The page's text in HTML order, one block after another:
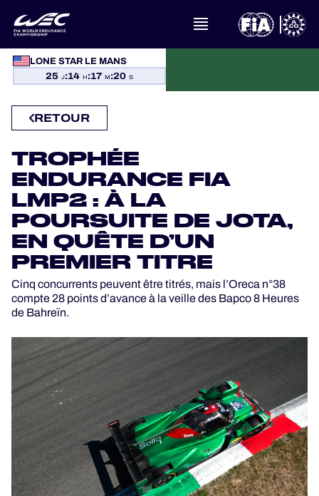
LONE STAR LE MANS
25 J:14 H:17 M:19 S
ACTUALITÉS
CALENDRIER
CLASSEMENTS
RÉSULTATS
LA GRILLE
OÙ REGARDER
PROGRAMMES OFFICIELS
JEU OFFICIEL
HOSPITALITÉS
BILLETTERIE
RETOUR
TROPHÉE
ENDURANCE FIA
LMP2 : À LA
POURSUITE DE JOTA,
EN QUÊTE D’UN
PREMIER TITRE
Cinq concurrents peuvent être titrés, mais l’Oreca n°38
compte 28 points d’avance à la veille des Bapco 8 Heures
de Bahreïn.